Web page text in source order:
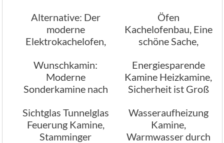
Alternative: Der
moderne
Elektrokachelofen,
und individuell
Öfen
Kachelofenbau, Eine
schöne Sache,
modern
Wunschkamin:
Moderne
Sonderkamine nach
angefertigt
Energiesparende
Kamine Heizkamine,
Sicherheit ist Groß
Sichtglas Tunnelglas
Feuerung Kamine,
Stamminger
Wasseraufheizung
Kamine,
Warmwasser durch